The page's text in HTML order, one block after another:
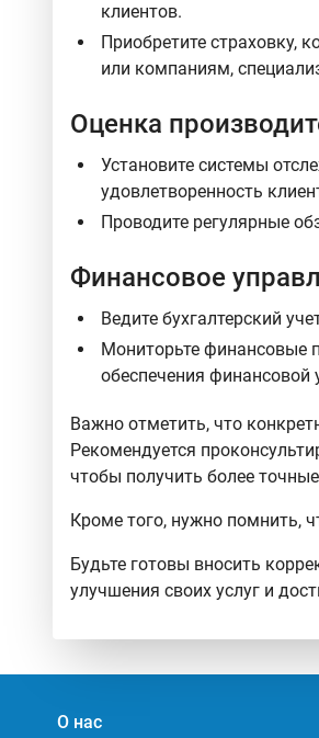
клиентов.
Приобретите страховку,
или компаниям,
Оценка
Установите системы
удовлетворенность
Проводите регулярные
Финансовое
Ведите бухгалтерский
Мониторьте финансовые
обеспечения финансовой
Важно отметить, что
Рекомендуется
чтобы получить более
Кроме того, нужно помнить,
Будьте готовы вносить
улучшения своих услуг и
О нас